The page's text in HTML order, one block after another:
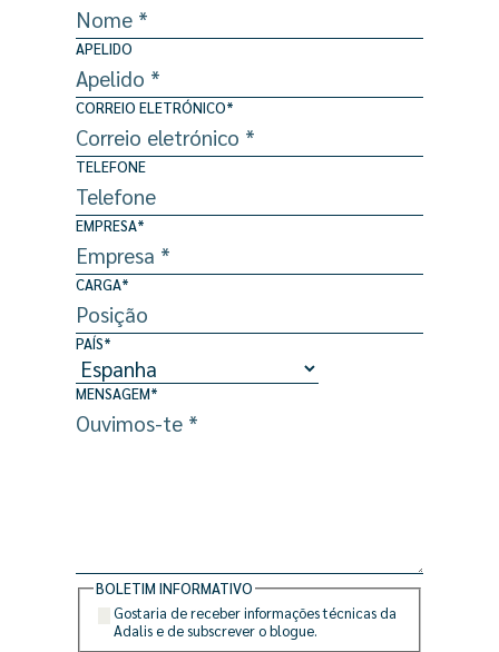
APELIDO
CORREIO ELETRÓNICO*
TELEFONE
EMPRESA*
CARGA*
PAÍS*
MENSAGEM*
BOLETIM INFORMATIVO
Gostaria de receber informações técnicas da
Adalis e de subscrever o blogue.